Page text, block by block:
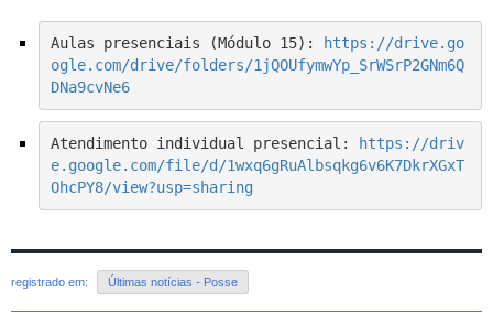
Aulas presenciais (Módulo 15):
https://drive.go
ogle.com/drive/folders/1jQOUfymwYp_SrWSrP2GNm6Q
DNa9cvNe6
Atendimento individual presencial:
https://driv
e.google.com/file/d/1wxq6gRuAlbsqkg6v6K7DkrXGxT
OhcPY8/view?usp=sharing
registrado em: Últimas notícias - Posse